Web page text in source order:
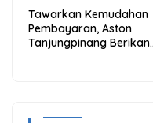
Tawarkan Kemudahan
Pembayaran, Aston
Tanjungpinang Berikan